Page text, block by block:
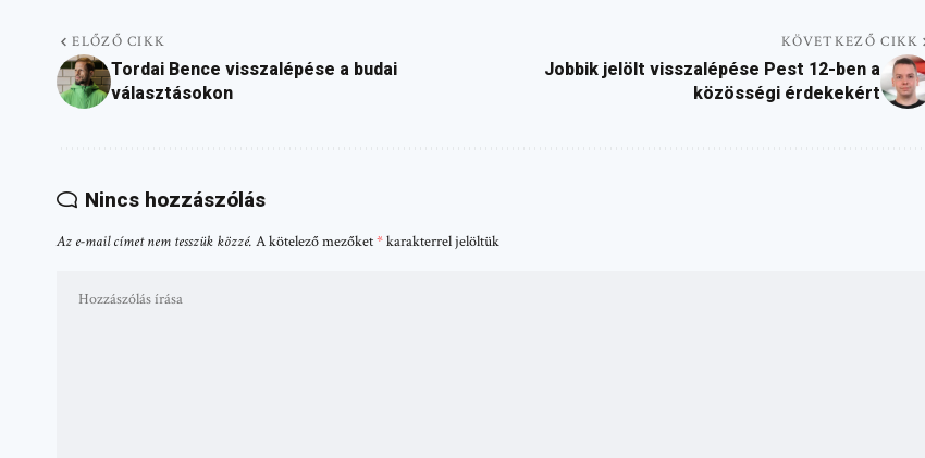
ELŐZŐ CIKK
Tordai Bence visszalépése a budai
választásokon
KÖVETKEZŐ CIKK
Jobbik jelölt visszalépése Pest 12-ben a
közösségi érdekekért
Nincs hozzászólás
Az e-mail címet nem tesszük közzé. A kötelező mezőket*karakterrel jelöltük